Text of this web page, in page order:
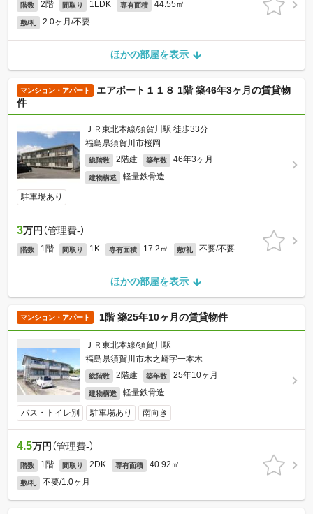
階数 2階 間取り 1LDK 専有面積 44.55㎡
敷/礼 2.0ヶ月/不要
ほかの部屋を表示
マンション・アパート
エアポート１１８ 1階 築46年3ヶ月の賃貸物
件
ＪＲ東北本線/須賀川駅 徒歩33分
福島県須賀川市桜岡
総階数 2階建 築年数 46年3ヶ月
建物構造 軽量鉄骨造
駐車場あり
3万円 （管理費-）
階数 1階 間取り 1K 専有面積 17.2㎡ 敷/礼 不要/不要
ほかの部屋を表示
マンション・アパート 1階 築25年10ヶ月の賃貸物件
ＪＲ東北本線/須賀川駅
福島県須賀川市木之崎字一本木
総階数 2階建 築年数 25年10ヶ月
建物構造 軽量鉄骨造
バス・トイレ別 駐車場あり 南向き
4.5万円 （管理費-）
階数 1階 間取り 2DK 専有面積 40.92㎡
敷/礼 不要/1.0ヶ月